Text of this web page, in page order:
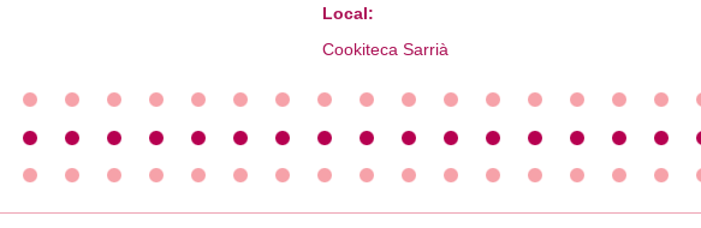
Local:
Cookiteca Sarrià